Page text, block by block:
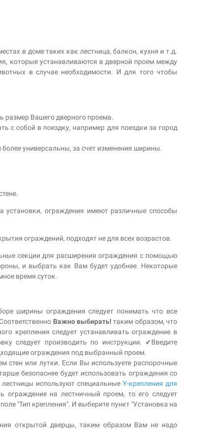
в доме таких как лестница, балкон, кухня и т.д.
которые устанавливаются в дверной проем между
в случае необходимости. И для того чтобы
размер Вашего дверного проема.
с собой в поездку, например для поездки за город
универсальны, за счет изменения ширины.
установки, ограждения имеют различные способы
ограждений, подходят не для всех возрастов.
секции для расширения ограждения с помощью
и выбрать как Вам будет удобнее. Некоторые
время суток.
ширины ограждения следует понимать что все
Важно выбирать! таким образом, что
крепления следует устанавливать ограждение в
следует производить по инструкции. ✔Введите
ограждения под выбранный проем.
стен или лутки. Если Вы используете распорочные
безопаснее будет использовать ограждения со
используют специальные Y-крепления для
на лестничный проем, то его следует
"Тип крепления". И выберите пункт "Установка на
открытой дверцы, таким образом Вам не надо